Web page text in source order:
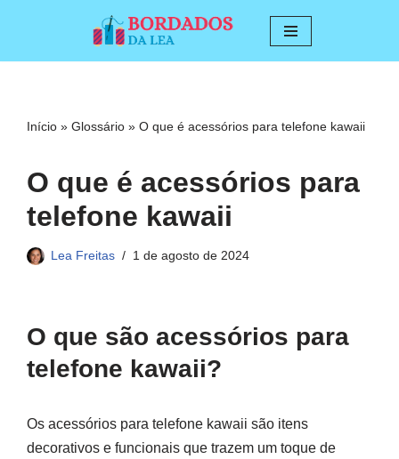
conteúdo
Início » Glossário » O que é acessórios para telefone kawaii
O que é acessórios para
telefone kawaii
Lea Freitas 1 de agosto de 2024
O que são acessórios para
telefone kawaii?
Os acessórios para telefone kawaii são itens
decorativos e funcionais que trazem um toque de